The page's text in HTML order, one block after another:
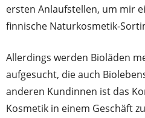
ersten Anlaufstellen, um mir
finnische Naturkosmetik-
Allerdings werden Bioläden
aufgesucht, die auch
anderen Kundinnen ist das
Kosmetik in einem Geschäft